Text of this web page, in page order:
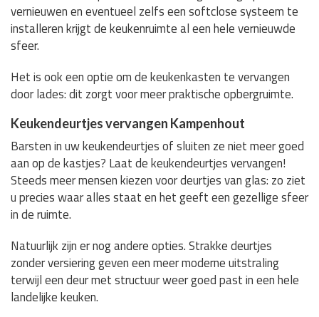
vernieuwen en eventueel zelfs een softclose systeem te
installeren krijgt de keukenruimte al een hele vernieuwde
sfeer.
Het is ook een optie om de keukenkasten te vervangen
door lades: dit zorgt voor meer praktische opbergruimte.
Keukendeurtjes vervangen Kampenhout
Barsten in uw keukendeurtjes of sluiten ze niet meer goed
aan op de kastjes? Laat de keukendeurtjes vervangen!
Steeds meer mensen kiezen voor deurtjes van glas: zo ziet
u precies waar alles staat en het geeft een gezellige sfeer
in de ruimte.
Natuurlijk zijn er nog andere opties. Strakke deurtjes
zonder versiering geven een meer moderne uitstraling
terwijl een deur met structuur weer goed past in een hele
landelijke keuken.